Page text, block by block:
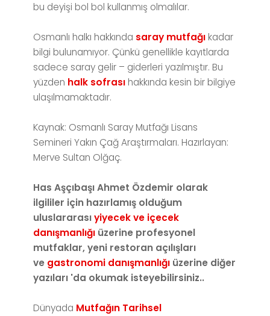
bu deyişi bol bol kullanmış olmalılar.
Osmanlı halkı hakkında saray mutfağı kadar
bilgi bulunamıyor. Çünkü genellikle kayıtlarda
sadece saray gelir – giderleri yazılmıştır. Bu
yüzden halk sofrası hakkında kesin bir bilgiye
ulaşılmamaktadır.
Kaynak: Osmanlı Saray Mutfağı Lisans
Semineri Yakın Çağ Araştırmaları. Hazırlayan:
Merve Sultan Olğaç.
Has Aşçıbaşı Ahmet Özdemir olarak
ilgililer için hazırlamış olduğum
uluslararasıyiyecek ve içecek
danışmanlığı üzerine profesyonel
mutfaklar, yeni restoran açılışları
ve gastronomi danışmanlığı üzerine diğer
yazıları 'da okumak isteyebilirsiniz..
Dünyada Mutfağın Tarihsel